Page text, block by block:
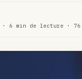
· 6 min de lecture · 76